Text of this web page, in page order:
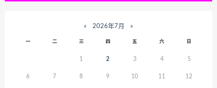
« 2026年7月 »
一 二 三 四 五 六 日
1 2 3 4 5
6 7 8 9 10 11 12